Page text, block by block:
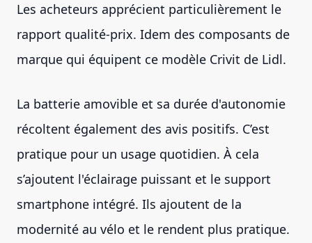
Les acheteurs apprécient particulièrement le
rapport qualité-prix. Idem des composants de
marque qui équipent ce modèle Crivit de Lidl.
La batterie amovible et sa durée d'autonomie
récoltent également des avis positifs. C’est
pratique pour un usage quotidien. À cela
s’ajoutent l'éclairage puissant et le support
smartphone intégré. Ils ajoutent de la
modernité au vélo et le rendent plus pratique.